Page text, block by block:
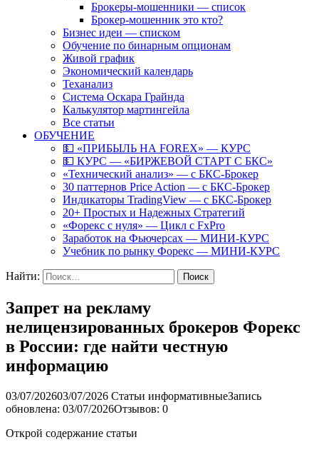
Брокеры-мошенники — список
Брокер-мошенник это кто?
Бизнес идеи — списком
Обучение по бинарным опционам
Живой график
Экономический календарь
Теханализ
Система Оскара Грайнда
Калькулятор мартингейла
Все статьи
ОБУЧЕНИЕ
💵 «ПРИБЫЛЬ НА FOREX» — КУРС
💵 КУРС — «БИРЖЕВОЙ СТАРТ С БКС»
«Технический анализ» — с БКС-Брокер
30 паттернов Price Action — с БКС-Брокер
Индикаторы TradingView — с БКС-Брокер
20+ Простых и Надежных Стратегий
«Форекс с нуля» — Цикл с FxPro
Заработок на Фьючерсах — МИНИ-КУРС
Учебник по рынку Форекс — МИНИ-КУРС
Найти:
Запрет на рекламу
нелицензированных брокеров Форекс
в России: где найти честную
информацию
03/07/202603/07/2026 Статьи информативныеЗапись
обновлена: 03/07/2026Отзывов: 0
Открой содержание статьи